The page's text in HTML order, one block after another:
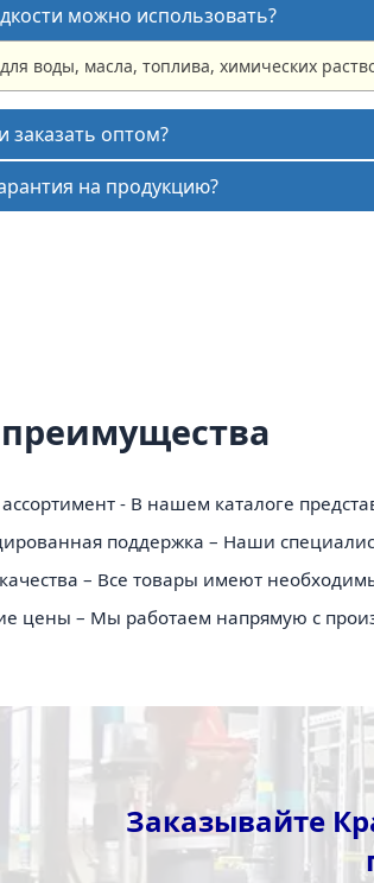
можно использовать?
воды, масла, топлива, химических
оптом?
на продукцию?
- В нашем каталоге
поддержка – Наши
– Все товары имеют
цены – Мы работаем напрямую с
Заказывайте